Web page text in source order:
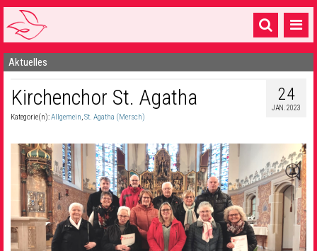
Startseite
1 Pfarrei
16 Gemeinden & mehr
Gottesdienste & Sinnsuche
Sakramente & Feste
Gemeinschaft & Soziales
Musik& Kultur
Aktuelles
24
JAN. 2023
Kirchenchor St. Agatha
Kategorie(n):Allgemein,St. Agatha (Mersch)